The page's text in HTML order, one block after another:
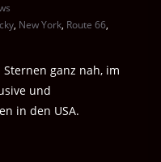
, New York, Route 66,
ganz nah, im
und
in den USA.